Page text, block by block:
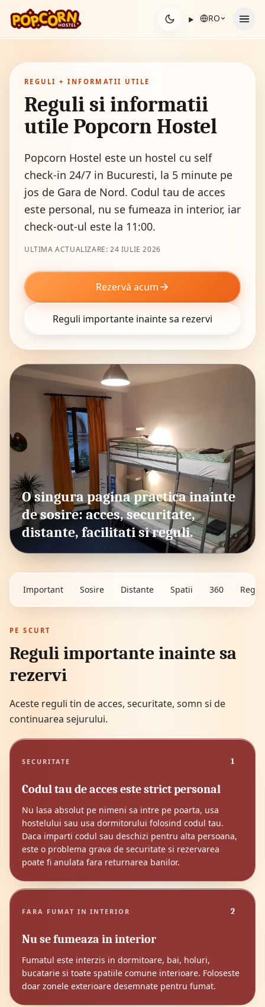
Sari la conținut
RO
REGULI + INFORMATII UTILE
Reguli si informatii
utile Popcorn Hostel
Popcorn Hostel este un hostel cu self
check-in 24/7 in Bucuresti, la 5 minute pe
jos de Gara de Nord. Codul tau de acces
este personal, nu se fumeaza in interior, iar
check-out-ul este la 11:00.
ULTIMA ACTUALIZARE: 24 IULIE 2026
Rezervă acum
Reguli importante inainte sa rezervi
O singura pagina practica inainte
de sosire: acces, securitate,
distante, facilitati si reguli.
Important Sosire Distante Spatii 360 Reguli
PE SCURT
Reguli importante inainte sa
rezervi
Aceste reguli tin de acces, securitate, somn si de
continuarea sejurului.
SECURITATE 1
Codul tau de acces este strict personal
Nu lasa absolut pe nimeni sa intre pe poarta, usa
hostelului sau usa dormitorului folosind codul tau.
Daca imparti codul sau deschizi pentru alta persoana,
este o problema grava de securitate si rezervarea
poate fi anulata fara returnarea banilor.
FARA FUMAT IN INTERIOR 2
Nu se fumeaza in interior
Fumatul este interzis in dormitoare, bai, holuri,
bucatarie si toate spatiile comune interioare. Foloseste
doar zonele exterioare desemnate pentru fumat.